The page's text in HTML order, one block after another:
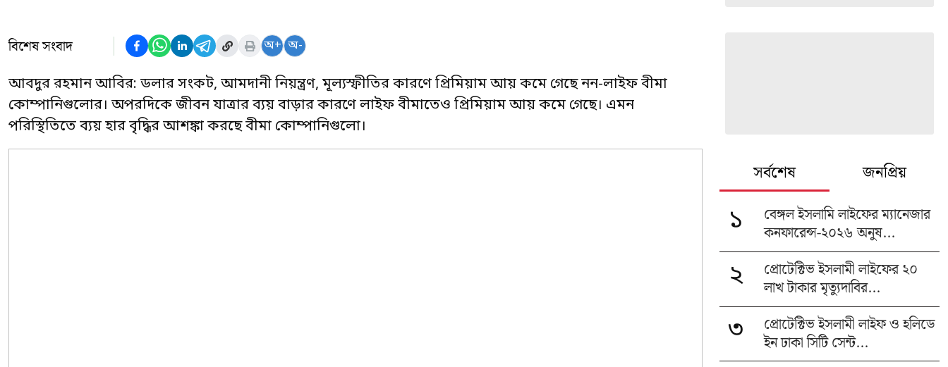
বিশেষ সংবাদ অ+ অ-
আবদুর রহমান আবির: ডলার সংকট, আমদানী নিয়ন্ত্রণ, মূল্যস্ফীতির কারণে প্রিমিয়াম আয় কমে গেছে নন-লাইফ বীমা
কোম্পানিগুলোর। অপরদিকে জীবন যাত্রার ব্যয় বাড়ার কারণে লাইফ বীমাতেও প্রিমিয়াম আয় কমে গেছে। এমন
পরিস্থিতিতে ব্যয় হার বৃদ্ধির আশঙ্কা করছে বীমা কোম্পানিগুলো।
সর্বশেষ জনপ্রিয়
১
বেঙ্গল ইসলামি লাইফের ম্যানেজার
কনফারেন্স-২০২৬ অনুষ...
২
প্রোটেক্টিভ ইসলামী লাইফের ২০
লাখ টাকার মৃত্যুদাবির...
৩
প্রোটেক্টিভ ইসলামী লাইফ ও হলিডে
ইন ঢাকা সিটি সেন্ট...